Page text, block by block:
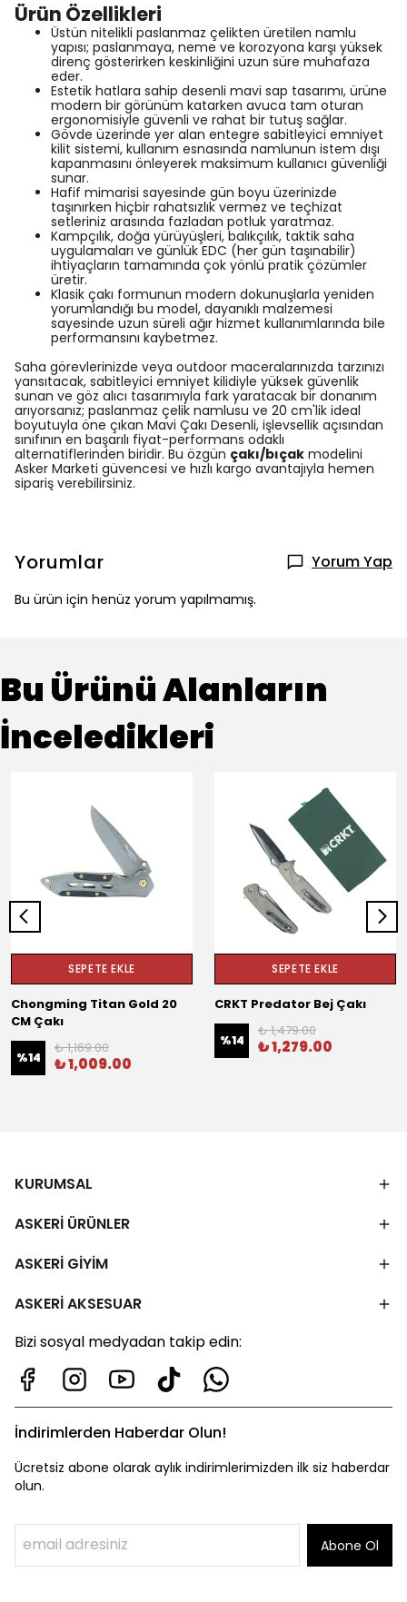
Ürün Özellikleri
Üstün nitelikli paslanmaz çelikten üretilen namlu
yapısı; paslanmaya, neme ve korozyona karşı yüksek
direnç gösterirken keskinliğini uzun süre muhafaza
eder.
Estetik hatlara sahip desenli mavi sap tasarımı, ürüne
modern bir görünüm katarken avuca tam oturan
ergonomisiyle güvenli ve rahat bir tutuş sağlar.
Gövde üzerinde yer alan entegre sabitleyici emniyet
kilit sistemi, kullanım esnasında namlunun istem dışı
kapanmasını önleyerek maksimum kullanıcı güvenliği
sunar.
Hafif mimarisi sayesinde gün boyu üzerinizde
taşınırken hiçbir rahatsızlık vermez ve teçhizat
setleriniz arasında fazladan potluk yaratmaz.
Kampçılık, doğa yürüyüşleri, balıkçılık, taktik saha
uygulamaları ve günlük EDC (her gün taşınabilir)
ihtiyaçların tamamında çok yönlü pratik çözümler
üretir.
Klasik çakı formunun modern dokunuşlarla yeniden
yorumlandığı bu model, dayanıklı malzemesi
sayesinde uzun süreli ağır hizmet kullanımlarında bile
performansını kaybetmez.
Saha görevlerinizde veya outdoor maceralarınızda tarzınızı
yansıtacak, sabitleyici emniyet kilidiyle yüksek güvenlik
sunan ve göz alıcı tasarımıyla fark yaratacak bir donanım
arıyorsanız; paslanmaz çelik namlusu ve 20 cm'lik ideal
boyutuyla öne çıkan Mavi Çakı Desenli, işlevsellik açısından
sınıfının en başarılı fiyat-performans odaklı
alternatiflerinden biridir. Bu özgün çakı/bıçak modelini
Asker Marketi güvencesi ve hızlı kargo avantajıyla hemen
sipariş verebilirsiniz.
Yorumlar Yorum Yap
Bu ürün için henüz yorum yapılmamış.
Bu Ürünü Alanların
İnceledikleri
SEPETE EKLE
Chongming Titan Gold 20
CM Çakı
%14
₺ 1,169.00
₺ 1,009.00
SEPETE EKLE
CRKT Predator Bej Çakı
%14
₺ 1,479.00
₺ 1,279.00
KURUMSAL
ASKERİ ÜRÜNLER
ASKERİ GİYİM
ASKERİ AKSESUAR
Bizi sosyal medyadan takip edin:
İndirimlerden Haberdar Olun!
Ücretsiz abone olarak aylık indirimlerimizden ilk siz haberdar
olun.
Abone Ol